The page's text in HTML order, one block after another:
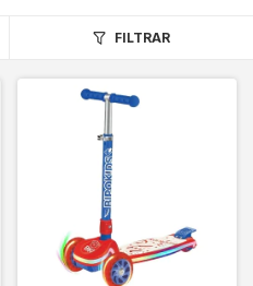
FILTRAR